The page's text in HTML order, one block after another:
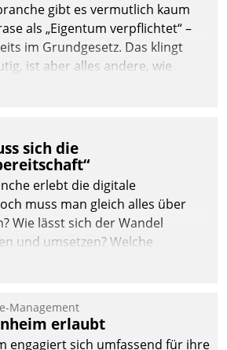
gibt es vermutlich kaum
als „Eigentum verpflichtet“ –
im Grundgesetz. Das klingt
ist aber alles andere, wie
wissen. Denn mit der
Verpflichtungen.
sich die
erlebt die digitale
muss man gleich alles über
Wie lässt sich der Wandel
und umsetzen? Welche
Management
erlaubt
engagiert sich umfassend für ihre